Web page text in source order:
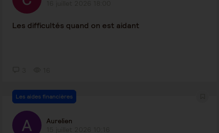
Les difficultés quand on est aidant
Les aides financières
Aurelien